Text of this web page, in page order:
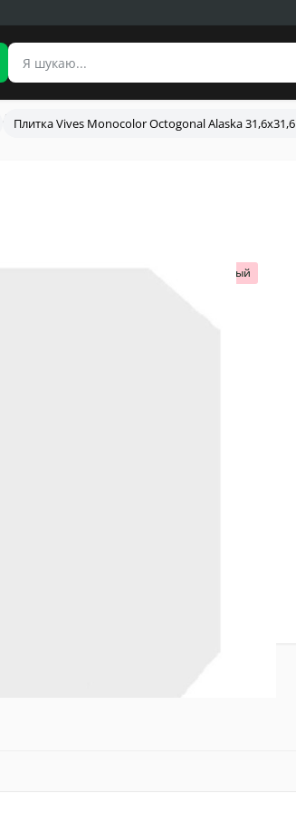
Плитка Vives Monocolor Octogonal Alaska
Популярный